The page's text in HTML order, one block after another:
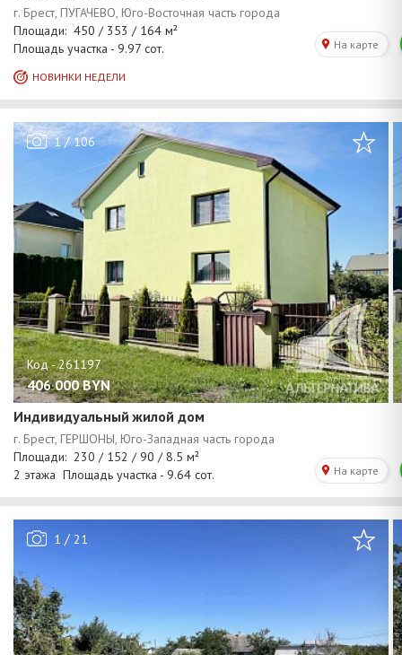
1/106
406 000 BYN
Индивидуальный жилой дом
1 / 21